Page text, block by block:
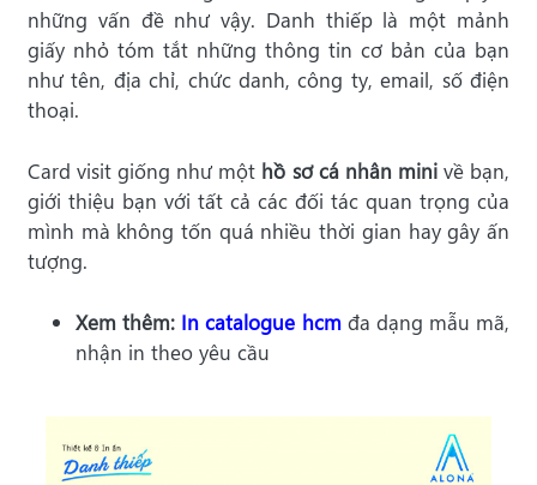
những vấn đề như vậy. Danh thiếp là một mảnh
giấy nhỏ tóm tắt những thông tin cơ bản của bạn
như tên, địa chỉ, chức danh, công ty, email, số điện
thoại.
Card visit giống như một hồ sơ cá nhân minivề bạn,
giới thiệu bạn với tất cả các đối tác quan trọng của
mình mà không tốn quá nhiều thời gian hay gây ấn
tượng.
Xem thêm: In catalogue hcmđa dạng mẫu mã,
nhận in theo yêu cầu